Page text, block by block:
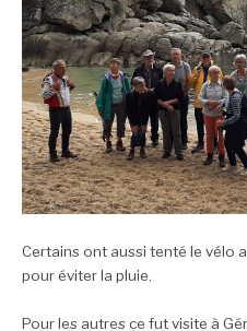
Certains ont aussi tenté le vélo
pour éviter la pluie.
Pour les autres ce fut visite à